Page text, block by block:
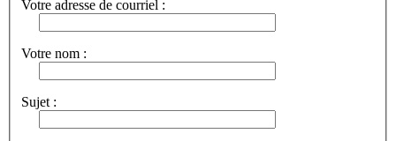
Votre adresse de courriel :
Votre nom :
Sujet :